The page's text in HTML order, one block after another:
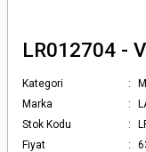
LR012704 -
Kategori
Marka
Stok Kodu
Fiyat